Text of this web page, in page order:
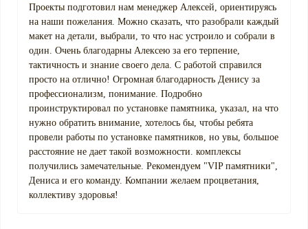
Проекты подготовил нам менеджер Алексей, ориентируясь
на наши пожелания. Можно сказать, что разобрали каждый
макет на детали, выбрали, то что нас устроило и собрали в
один. Очень благодарны Алексею за его терпение,
тактичность и знание своего дела. С работой справился
просто на отлично! Огромная благодарность Денису за
профессионализм, понимание. Подробно
проинструктировал по установке памятника, указал, на что
нужно обратить внимание, хотелось бы, чтобы ребята
провели работы по установке памятников, но увы, большое
расстояние не дает такой возможности. комплексы
получились замечательные. Рекомендуем "VIP памятники",
Дениса и его команду. Компании желаем процветания,
коллективу здоровья!